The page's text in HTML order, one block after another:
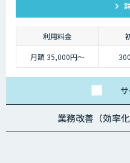
利用料金
月額 35,000円～
業務改善（効率